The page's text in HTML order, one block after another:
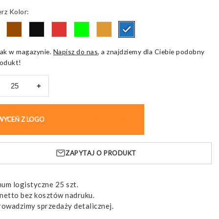
Kolor
w magazynie. Napisz do nas, a znajdziemy dla Ciebie podobny
+
Z LOGO
ZAPYTAJ O PRODUKT
logistyczne 25 szt.
bez kosztów nadruku.
sprzedaży detalicznej.